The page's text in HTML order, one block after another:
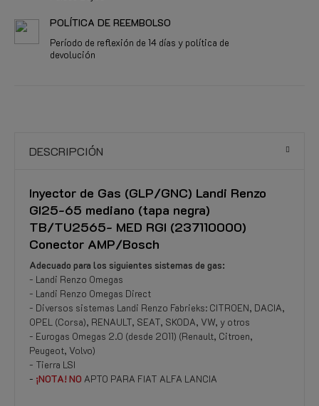
POLÍTICA DE REEMBOLSO
Período de reflexión de 14 días y política de
devolución
DESCRIPCIÓN
Inyector de Gas (GLP/GNC) Landi Renzo
GI25-65 mediano (tapa negra)
TB/TU2565- MED RGI (237110000)
Conector AMP/Bosch
Adecuado para los siguientes sistemas de gas:
- Landi Renzo Omegas
- Landi Renzo Omegas Direct
- Diversos sistemas Landi Renzo Fabrieks: CITROEN, DACIA,
OPEL (Corsa), RENAULT, SEAT, SKODA, VW, y otros
- Eurogas Omegas 2.0 (desde 2011) (Renault, Citroen,
Peugeot, Volvo)
- Tierra LSI
- ¡NOTA! NO APTO PARA FIAT ALFA LANCIA